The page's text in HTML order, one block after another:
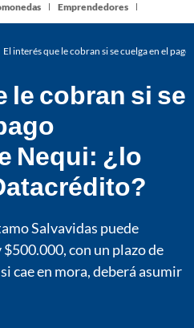
Emprendedores
El interés que le cobran si se cuelga en el
le cobran si se
Nequi: ¿lo
Salvavidas puede
con un plazo de
cae en mora, deberá asumir